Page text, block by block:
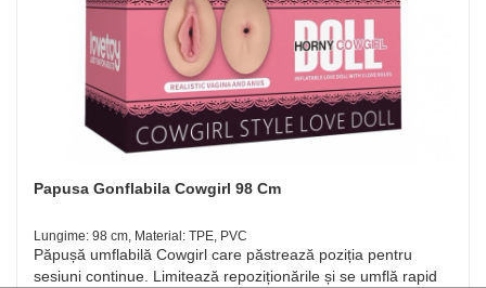
Papusa Gonflabila Cowgirl 98 Cm
Lungime: 98 cm, Material: TPE, PVC
Păpușă umflabilă Cowgirl care păstrează poziția pentru
sesiuni continue. Limitează repoziționările și se umflă rapid